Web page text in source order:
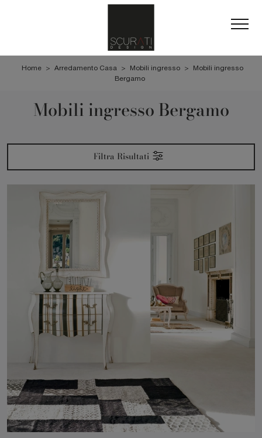
Home > Arredamento Casa > Mobili ingresso >
Mobili ingresso
Bergamo
Mobili ingresso Bergamo
Filtra Risultati